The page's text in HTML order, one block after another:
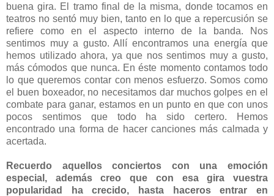
buena gira. El tramo final de la misma, donde tocamos en
teatros no sentó muy bien, tanto en lo que a repercusión se
refiere como en el aspecto interno de la banda. Nos
sentimos muy a gusto. Allí encontramos una energía que
hemos utilizado ahora, ya que nos sentimos muy a gusto,
más cómodos que nunca. En éste momento contamos todo
lo que queremos contar con menos esfuerzo. Somos como
el buen boxeador, no necesitamos dar muchos golpes en el
combate para ganar, estamos en un punto en que con unos
pocos sentimos que todo ha sido certero. Hemos
encontrado una forma de hacer canciones más calmada y
acertada.
Recuerdo aquellos conciertos con una emoción
especial, además creo que con esa gira vuestra
popularidad ha crecido, hasta haceros entrar en